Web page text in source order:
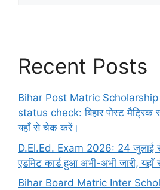
Recent Posts
Bihar Post Matric
status check: बिहार पोस्ट मैट्रिक
यहाँ से चेक करें।
D.El.Ed. Exam 2026: 24 जुलाई से
एडमिट कार्ड हुआ अभी-अभी जारी,
Bihar Board Matric Inter